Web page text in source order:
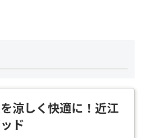
涼しく快適に！近江
ド